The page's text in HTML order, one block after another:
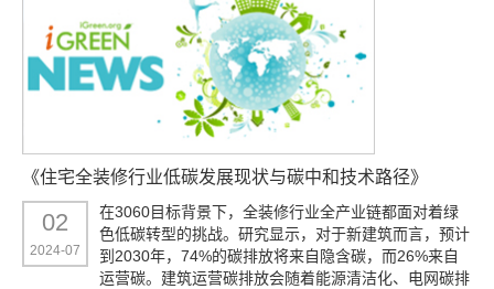
《住宅全装修行业低碳发展现状与碳中和技术路径》
02
2024-07
在3060目标背景下，全装修行业全产业链都面对着绿
色低碳转型的挑战。研究显示，对于新建筑而言，预计
到2030年，74%的碳排放将来自隐含碳，而26%来自
运营碳。建筑运营碳排放会随着能源清洁化、电网碳排